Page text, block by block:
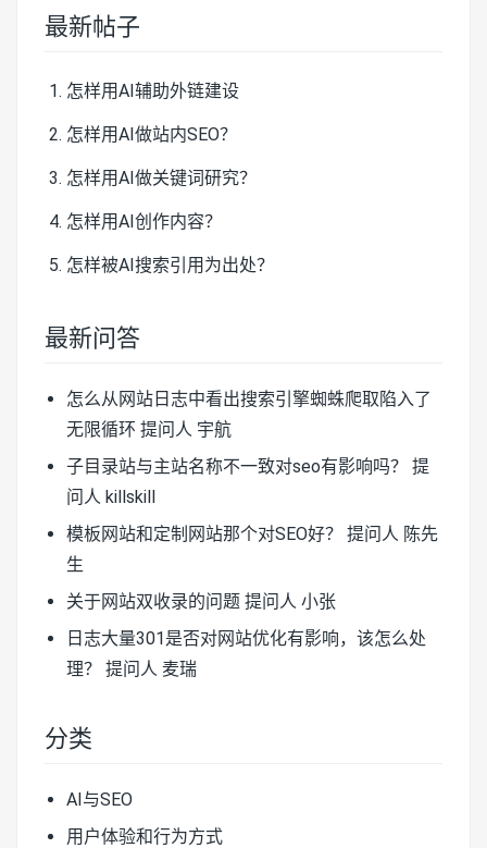
最新帖子
怎样用AI辅助外链建设
怎样用AI做站内SEO？
怎样用AI做关键词研究？
怎样用AI创作内容？
怎样被AI搜索引用为出处？
最新问答
怎么从网站日志中看出搜索引擎蜘蛛爬取陷入了
无限循环 提问人 宇航
子目录站与主站名称不一致对seo有影响吗？
提
问人 killskill
模板网站和定制网站那个对SEO好？
提问人 陈先
生
关于网站双收录的问题 提问人 小张
日志大量301是否对网站优化有影响，该怎么处
理？
提问人 麦瑞
分类
AI与SEO
用户体验和行为方式